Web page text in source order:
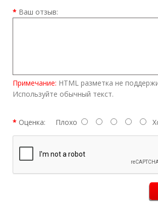
Ваш отзыв:
Примечание: HTML разметка не
Используйте обычный текст.
Оценка: Плохо